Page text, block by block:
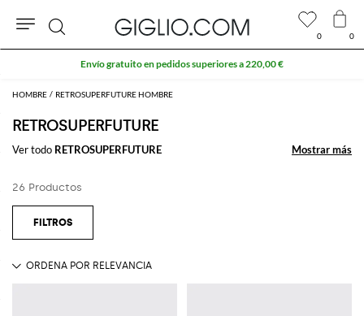
HOMBRE RETROSUPERFUTURE HOMBRE
RETROSUPERFUTURE
Ver todo RETROSUPERFUTURE Mostrar más
Mostrar más
26 Productos
0 0
Buscar
Envío gratuito en pedidos superiores a 220,00 €